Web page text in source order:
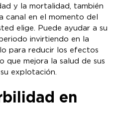
y la mortalidad, también
canal en el momento del
elige. Puede ayudar a su
invirtiendo en la
para reducir los efectos
que mejora la salud de sus
explotación.
en